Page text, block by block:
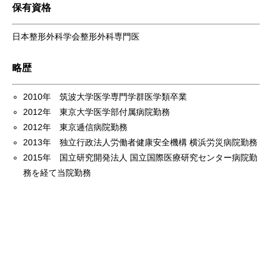
保有資格
日本整形外科学会整形外科専門医
略歴
2010年 筑波大学医学専門学群医学類卒業
2012年 東京大学医学部付属病院勤務
2012年 東京逓信病院勤務
2013年 独立行政法人労働者健康安全機構 横浜労災病院勤務
2015年 国立研究開発法人 国立国際医療研究センター病院勤
務を経て当院勤務